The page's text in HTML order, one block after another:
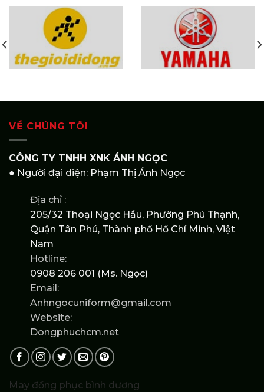
VỀ CHÚNG TÔI
CÔNG TY TNHH XNK ÁNH NGỌC
● Người đại diện: Phạm Thị Ánh Ngọc
Địa chỉ :
205/32 Thoại Ngọc Hầu, Phường Phú Thạnh,
Quận Tân Phú, Thành phố Hồ Chí Minh, Việt
Nam
Hotline:
0908 206 001 (Ms. Ngọc)
Email:
Anhngocuniform@gmail.com
Website:
Dongphuchcm.net
May đồng phục bình dương